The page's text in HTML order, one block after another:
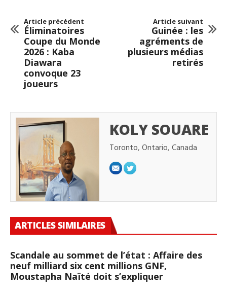
Article précédent
Éliminatoires
Coupe du Monde
2026 : Kaba
Diawara
convoque 23
joueurs
Article suivant
Guinée : les
agréments de
plusieurs médias
retirés
KOLY SOUARE
Toronto, Ontario, Canada
ARTICLES SIMILAIRES
Scandale au sommet de l’état : Affaire des
neuf milliard six cent millions GNF,
Moustapha Naïté doit s’expliquer